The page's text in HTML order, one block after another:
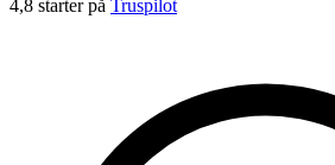
4,8 starter på Truspilot